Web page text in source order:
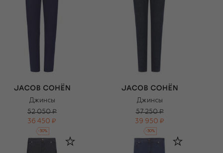
Джинсы
52 050 ₽
36 450 ₽
-30%
Джинсы
57 250 ₽
39 950 ₽
-30%